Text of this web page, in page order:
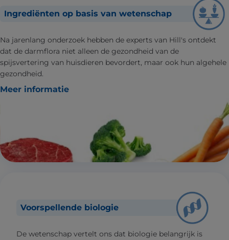
Ingrediënten op basis van wetenschap
Na jarenlang onderzoek hebben de experts van Hill's ontdekt
dat de darmflora niet alleen de gezondheid van de
spijsvertering van huisdieren bevordert, maar ook hun algehele
gezondheid.
Meer informatie
Voorspellende biologie
De wetenschap vertelt ons dat biologie belangrijk is